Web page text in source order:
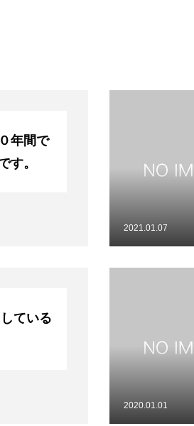
特定商取引法に基づく表記
年間で
す。
2021.01.07
ている
2020.01.01